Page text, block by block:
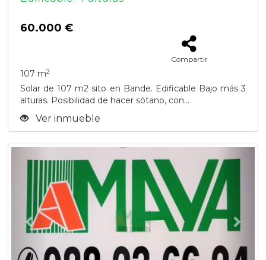
60.000 €
Compartir
107 m2
Solar de 107 m2 sito en Bande. Edificable Bajo más 3
alturas. Posibilidad de hacer sótano, con...
Ver inmueble
Next